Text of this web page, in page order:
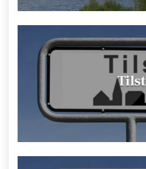
Tilst